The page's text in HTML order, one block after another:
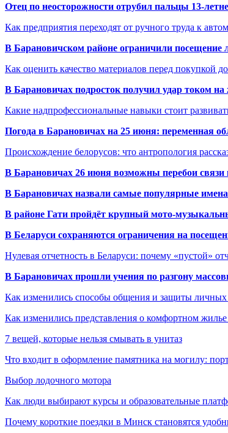
Отец по неосторожности отрубил пальцы 13-
Как предприятия переходят от ручного труда к
В Барановичском районе ограничили посещение
Как оценить качество материалов перед покупкой
В Барановичах подросток получил удар током
Какие надпрофессиональные навыки стоит
Погода в Барановичах на 25 июня: переменная
Происхождение белорусов: что антропология
В Барановичах 26 июня возможны перебои связи
В Барановичах назвали самые популярные
В районе Гати пройдёт крупный мото-
В Беларуси сохраняются ограничения на
Нулевая отчетность в Беларуси: почему «пустой»
В Барановичах прошли учения по разгону
Как изменились способы общения и защиты личных
Как изменились представления о комфортном жилье
7 вещей, которые нельзя смывать в унитаз
Что входит в оформление памятника на могилу:
Выбор лодочного мотора
Как люди выбирают курсы и образовательные
Почему короткие поездки в Минск становятся